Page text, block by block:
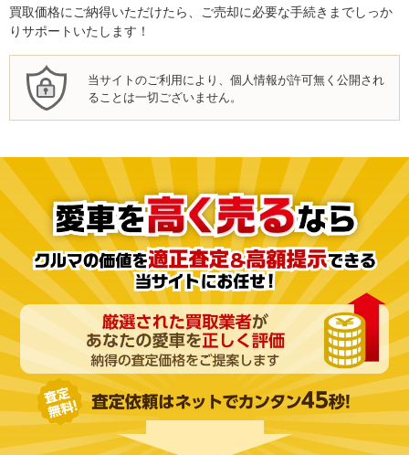
買取価格にご納得いただけたら、ご売却に必要な手続きまでしっか
りサポートいたします！
当サイトのご利用により、個人情報が許可無く公開され
ることは一切ございません。